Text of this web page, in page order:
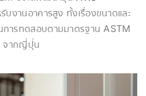
บงานอาคารสูง ทั้งเรื่องขนาดและ
รทดสอบตามมาตรฐาน ASTM
จากญี่ปุ่น